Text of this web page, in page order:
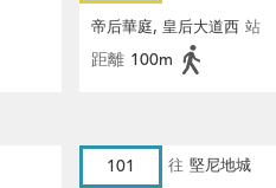
帝后華庭, 皇后大道西 站
距離 100m
101 往 堅尼地城